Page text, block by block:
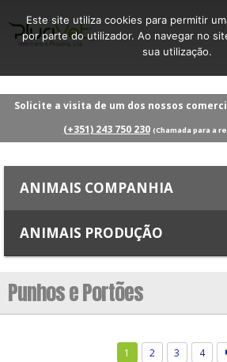
Solicite a visita de um dos nossos
(+351) 243 750 230 (Chamada para a
ANIMAIS COMPANHIA
ANIMAIS PRODUÇÃO
Punhos e Portões
1 2 3 4
Este site utiliza cookies para permitir
por parte do utilizador. Ao navegar no
sua utilização.